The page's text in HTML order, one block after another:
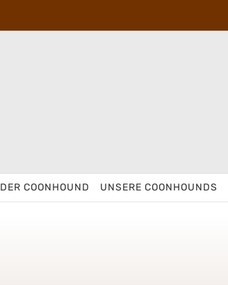
DER COONHOUND UNSERE COONHOUNDS